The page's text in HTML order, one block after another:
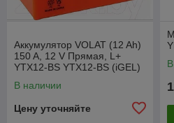
Аккумулятор VOLAT (12 Ah)
150 A, 12 V Прямая, L+
YTX12-BS YTX12-BS (iGEL)
В наличии
Цену уточняйте